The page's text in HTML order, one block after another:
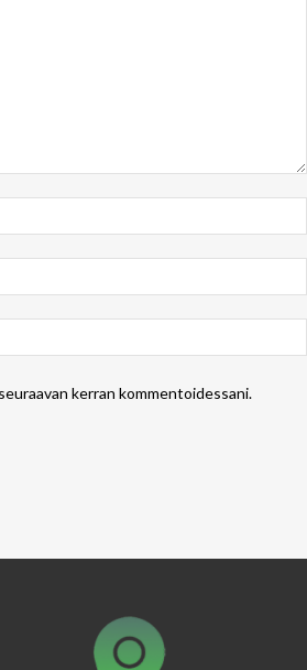
kerran kommentoidessani.